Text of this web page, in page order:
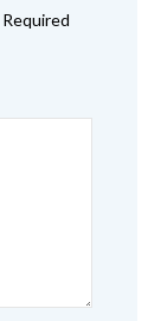
Required